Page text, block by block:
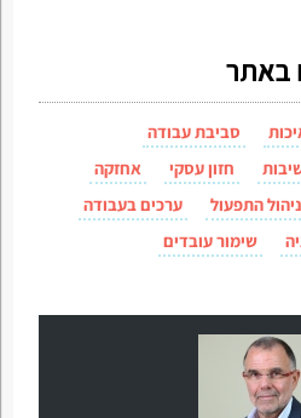
באתר
סביבת עבודה
חזון עסקי
אחזקה
ניהול התפעול
ערכים בעבודה
שימור עובדים